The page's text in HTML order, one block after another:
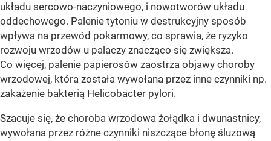
układu sercowo-naczyniowego, i nowotworów układu
oddechowego. Palenie tytoniu w destrukcyjny sposób
wpływa na przewód pokarmowy, co sprawia, że ryzyko
rozwoju wrzodów u palaczy znacząco się zwiększa.
Co więcej, palenie papierosów zaostrza objawy choroby
wrzodowej, która została wywołana przez inne czynniki np.
zakażenie bakterią Helicobacter pylori.
Szacuje się, że choroba wrzodowa żołądka i dwunastnicy,
wywołana przez różne czynniki niszczące błonę śluzową